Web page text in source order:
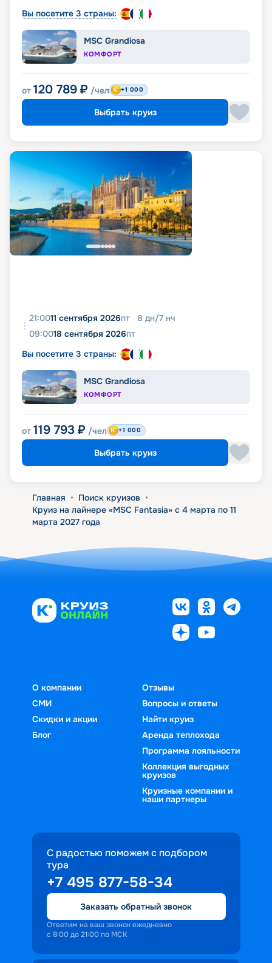
Вы посетите 3 страны:
MSC Grandiosa
КОМФОРТ
от 120 789 ₽ /чел +1 000
Выбрать круиз
21:0011 сентября 2026пт 8 дн/7 нч
09:0018 сентября 2026пт
Вы посетите 3 страны:
MSC Grandiosa
КОМФОРТ
от 119 793 ₽ /чел +1 000
Выбрать круиз
Главная • Поиск круизов •
Круиз на лайнере «MSC Fantasia» с 4 марта по 11
марта 2027 года
О компании
СМИ
Скидки и акции
Блог
Отзывы
Вопросы и ответы
Найти круиз
Аренда теплохода
Программа лояльности
Коллекция выгодных
круизов
Круизные компании и
наши партнеры
С радостью поможем с подбором
тура
+7 495 877-58-34
Заказать обратный звонок
Ответим на ваш звонок ежедневно
с 8:00 до 21:00 по МСК